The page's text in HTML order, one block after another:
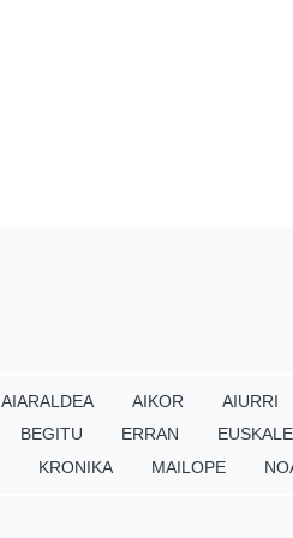
AIARALDEA AIKOR AIURRI
BEGITU
ERRAN
KRONIKA
MAILOPE